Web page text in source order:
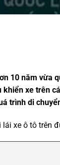
10 năm vừa
xe trên
trình di
xe ô tô trên